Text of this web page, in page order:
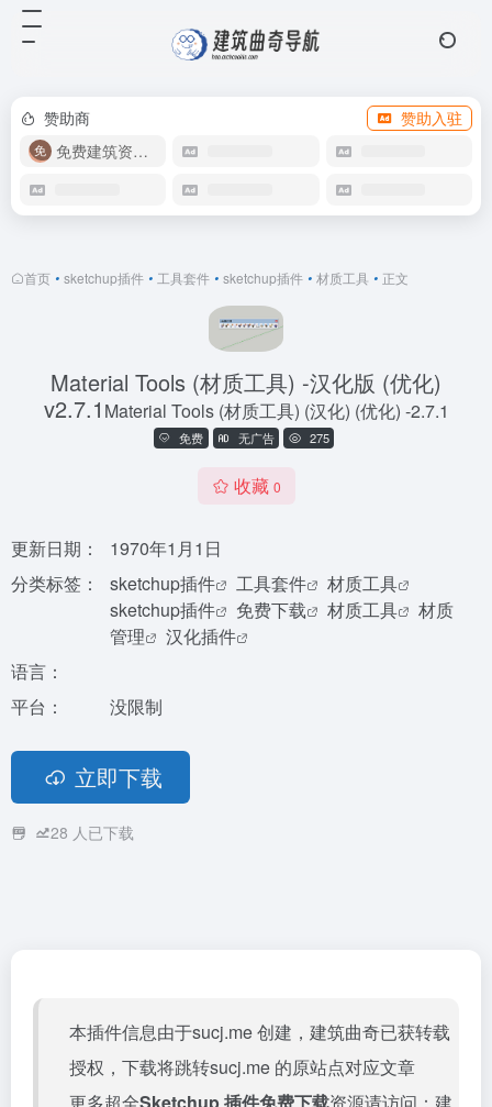
赞助商
赞助入驻
免费建筑资源库
首页 • sketchup插件 • 工具套件 • sketchup插件 • 材质工具 • 正文
Material Tools (材质工具) -汉化版 (优化)
v2.7.1 Material Tools (材质工具) (汉化) (优化) -2.7.1
免费 无广告 275
收藏 0
更新日期：
1970年1月1日
分类标签：
sketchup插件 工具套件
材质工具
sketchup插件
免费下载 材质工具
材质
管理
汉化插件
语言：
平台：
没限制
立即下载
28 人已下载
本插件信息由于sucj.me 创建，建筑曲奇已获转载
授权，下载将跳转sucj.me 的原站点对应文章